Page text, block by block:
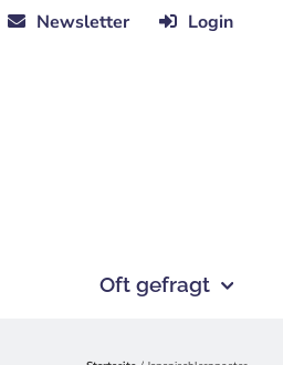
Newsletter Login
Oft gefragt